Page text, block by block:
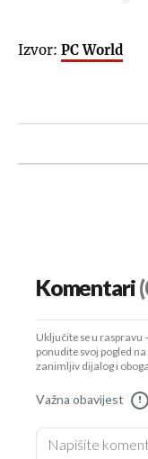
Izvor: PC World
Komentari
Uključite se u raspravu
ponudite svoj pogled
zanimljiv dijalog i
Važna obavijest !